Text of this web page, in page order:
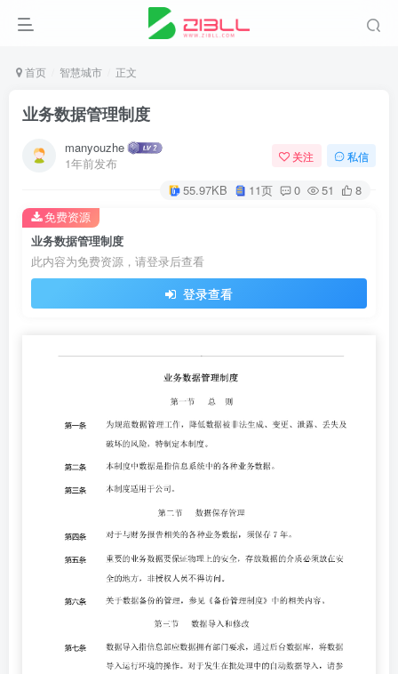
首页 智慧城市 正文
业务数据管理制度
manyouzhe
1年前发布
关注 私信
55.97KB 11页 0 51 8
业务数据管理制度
此内容为免费资源，请登录后查看
登录查看
免费资源